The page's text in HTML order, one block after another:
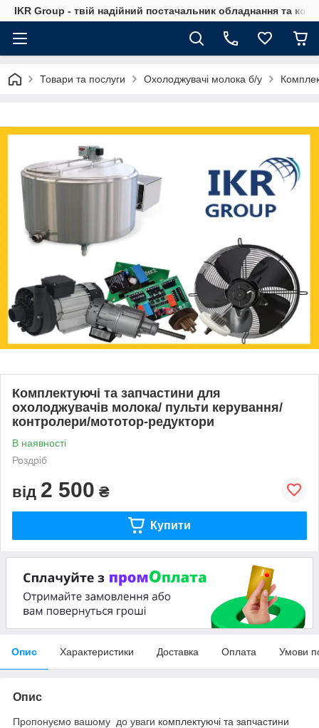
IKR Group - твій надійний постачальник обладнання та
Товари та послуги Охолоджувачі молока б/у
Комплектуючі та запчастини для
охолоджувачів молока/ пульти керування/
контролери/мототор-редуктори
В наявності
Роздріб
від 2 500 ₴
Купити
Опис Характеристики Доставка Оплата Умови
Опис
Пропонуємо вашому до уваги комплектуючі та запчастини